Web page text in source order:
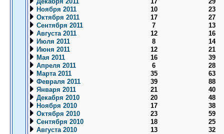
Ноября 2011
10
23
Октября 2011
17
27
Сентября 2011
7
13
Августа 2011
12
16
Июля 2011
8
14
Июня 2011
12
21
Мая 2011
16
39
Апреля 2011
6
28
Марта 2011
35
63
Февраля 2011
39
88
Января 2011
21
40
Декабря 2010
20
48
Ноября 2010
17
38
Октября 2010
23
59
Сентября 2010
18
25
Августа 2010
13
32